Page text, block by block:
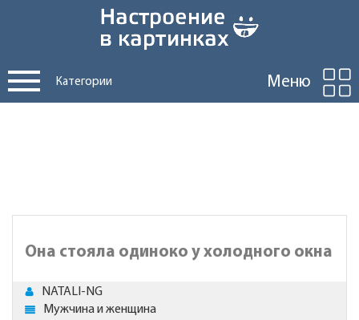
Категории Меню
Она стояла одиноко у холодного окна
NATALI-NG
Мужчина и женщина